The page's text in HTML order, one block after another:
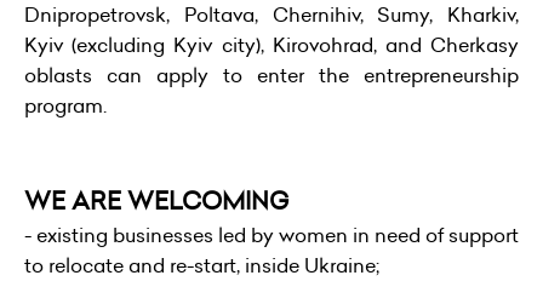
Dnipropetrovsk, Poltava, Chernihiv, Sumy, Kharkiv,
Kyiv (excluding Kyiv city), Kirovohrad, and Cherkasy
oblasts can apply to enter the entrepreneurship
program.
WE ARE WELCOMING
- existing businesses led by women in need of support
to relocate and re-start, inside Ukraine;